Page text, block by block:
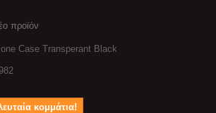
προϊόν
Case Transperant Black
κομμάτια!